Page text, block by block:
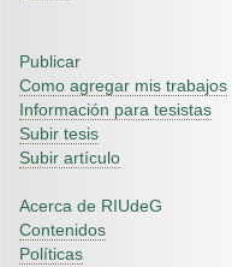
Publicar
Como agregar mis trabajos
Información para tesistas
Subir tesis
Subir artículo
Acerca de RIUdeG
Contenidos
Políticas